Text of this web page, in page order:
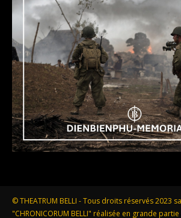
© THEATRUM BELLI - Tous droits réservés 2023
"CHRONICORUM BELLI" réalisée en grande